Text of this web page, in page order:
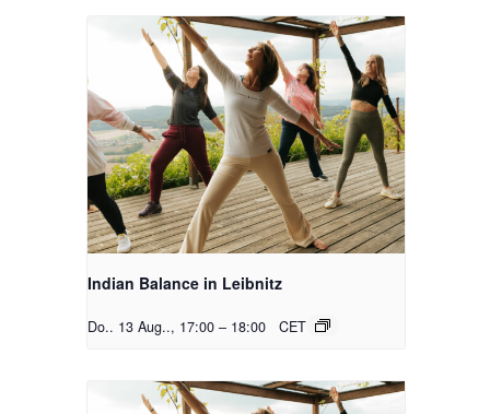
Indian Balance in Leibnitz
Do.. 13 Aug.., 17:00 – 18:00 CET